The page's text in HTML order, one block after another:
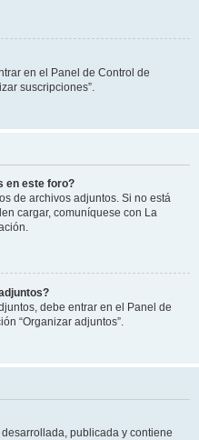
en el Panel de Control de
suscripciones”.
en este foro?
de archivos adjuntos. Si no está
cargar, comuníquese con La
debe entrar en el Panel de
“Organizar adjuntos”.
publicada y contiene